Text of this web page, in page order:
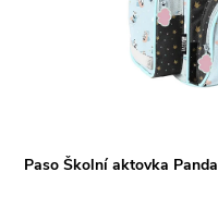
Paso Školní aktovka Panda